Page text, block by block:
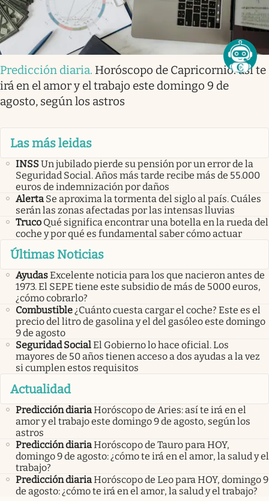
Predicción diaria. Horóscopo de Capricornio: así te
irá en el amor y el trabajo este domingo 9 de
agosto, según los astros
Las más leidas
INSSUn jubilado pierde su pensión por un error de la
Seguridad Social. Años más tarde recibe más de 55.000
euros de indemnización por daños
Alerta Se aproxima la tormenta del siglo al país. Cuáles
serán las zonas afectadas por las intensas lluvias
Truco Qué significa encontrar una botella en la rueda del
coche y por qué es fundamental saber cómo actuar
Últimas Noticias
AyudasExcelente noticia para los que nacieron antes de
1973. El SEPE tiene este subsidio de más de 5000 euros,
¿cómo cobrarlo?
Combustible¿Cuánto cuesta cargar el coche? Este es el
precio del litro de gasolina y el del gasóleo este domingo
9 de agosto
Seguridad SocialEl Gobierno lo hace oficial. Los
mayores de 50 años tienen acceso a dos ayudas a la vez
si cumplen estos requisitos
Actualidad
Predicción diariaHoróscopo de Aries: así te irá en el
amor y el trabajo este domingo 9 de agosto, según los
astros
Predicción diariaHoróscopo de Tauro para HOY,
domingo 9 de agosto: ¿cómo te irá en el amor, la salud y el
trabajo?
Predicción diariaHoróscopo de Leo para HOY, domingo 9
de agosto: ¿cómo te irá en el amor, la salud y el trabajo?